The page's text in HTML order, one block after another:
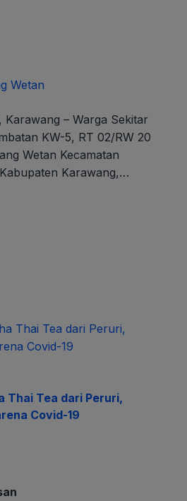
Karawang – Warga Sekitar
KW-5, RT 02/RW 20
Wetan Kecamatan
Karawang,…
Thai Tea dari Peruri,
Covid-19